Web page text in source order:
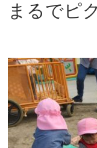
まるでピ